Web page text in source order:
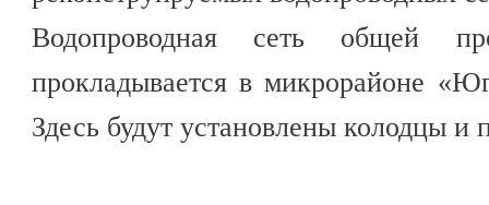
Водопроводная сеть общей
прокладывается в микрорайоне
Здесь будут установлены колодцы